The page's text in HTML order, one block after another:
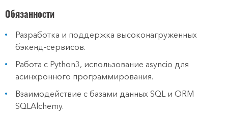
Обязанности
Разработка и поддержка высоконагруженных
бэкенд-сервисов.
Работа с Python3, использование asyncio для
асинхронного программирования.
Взаимодействие с базами данных SQL и ORM
SQLAlchemy.